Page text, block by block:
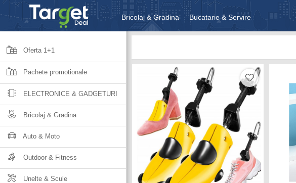
Bricolaj & Gradina Bucatarie & Servire
Unelte & Scule Jucarii, Copii & Bebe
Oferta 1+1
Pachete promotionale
ELECTRONICE & GADGETURI
Bricolaj & Gradina
Auto & Moto
Outdoor & Fitness
Unelte & Scule